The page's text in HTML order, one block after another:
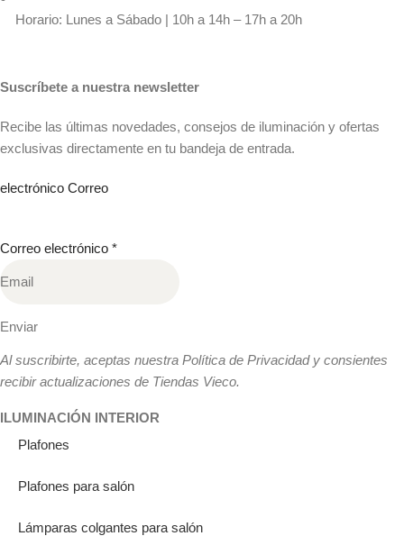
Horario: Lunes a Sábado | 10h a 14h – 17h a 20h
Suscríbete a nuestra newsletter
Recibe las últimas novedades, consejos de iluminación y ofertas
exclusivas directamente en tu bandeja de entrada.
electrónico Correo
Correo electrónico *
Enviar
Al suscribirte, aceptas nuestra Política de Privacidad y consientes
recibir actualizaciones de Tiendas Vieco.
ILUMINACIÓN INTERIOR
Plafones
Plafones para salón
Lámparas colgantes para salón